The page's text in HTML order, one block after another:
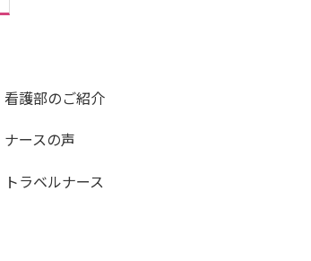
看護部のご紹介
ナースの声
トラベルナース